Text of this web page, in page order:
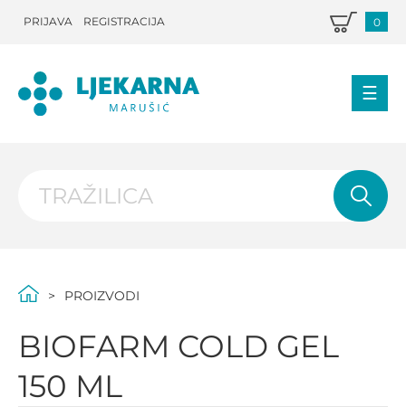
PRIJAVA REGISTRACIJA 0
PROIZVODI
BIOFARM COLD GEL
150 ML